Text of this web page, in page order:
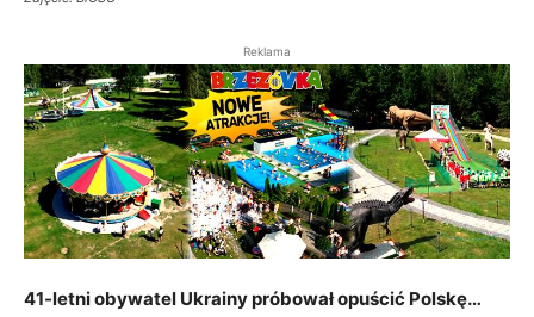
Reklama
41-letni obywatel Ukrainy próbował opuścić Polskę…